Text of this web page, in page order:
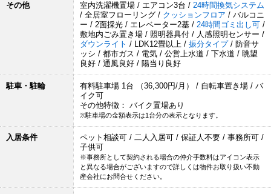
その他 室内洗濯機置場 / エアコン3台 / 24時間換気システム
/ 全居室フローリング / クッションフロア / バルコニ
ー / 2面採光 / エレベーター2基 / 24時間ゴミ出し可 /
敷地内ごみ置き場 / 照明器具付 / 人感照明センサー /
ダウンライト / LDK12畳以上 / 振分タイプ / 防音サ
ッシ / 都市ガス / 電気 / 公営上水道 / 下水道 / 眺望
良好 / 通風良好 / 陽当り良好
駐車・駐輪
有料駐車場 1台 （36,300円/月） / 自転車置き場 / バ
イク可
その他特徴： バイク置場あり
※駐車場の金額表示は1台分の表示となります。
入居条件
ペット相談可 / 二人入居可 / 保証人不要 / 事務所可 /
子供可
※事務所として契約される場合の仲介手数料はアイコン表示
と異なる場合がございますので詳しくは物件お取り扱い不動
産会社にお問合せください。